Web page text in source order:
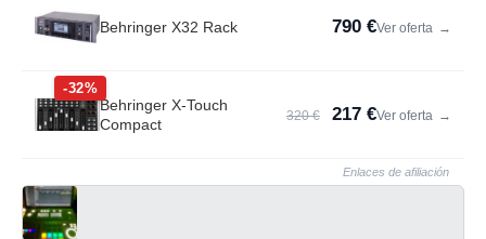
Behringer X32 Rack 790 €Ver oferta →
-32%
Behringer X-Touch
Compact
320 € 217 €Ver oferta →
Enlaces de afiliación